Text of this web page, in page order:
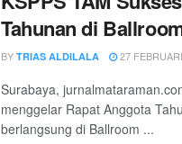
Tahunan di
BY TRIAS ALDILALA 27
Surabaya,
menggelar Rapat Anggota
berlangsung di Ballroom ...